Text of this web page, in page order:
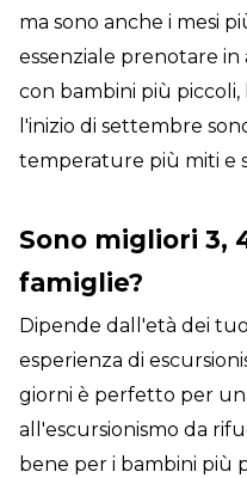
ma sono anche i mesi
essenziale prenotare
con bambini più
l'inizio di settembre
temperature più miti e
Sono migliori 3,
famiglie?
Dipende dall'età dei
esperienza di
giorni è perfetto per
all'escursionismo da
bene per i bambini più